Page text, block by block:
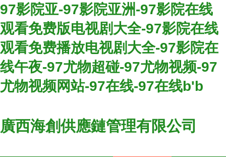
97影院亚-97影院亚洲-97影院在线
观看免费版电视剧大全-97影院在线
观看免费播放电视剧大全-97影院在
线午夜-97尤物超碰-97尤物视频-97
尤物视频网站-97在线-97在线b'b
廣西海創供應鏈管理有限公司